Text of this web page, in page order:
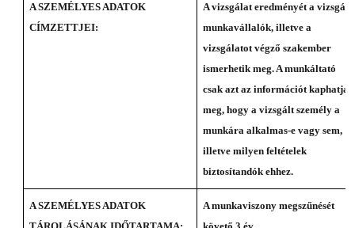
A SZEMÉLYES ADATOK
CÍMZETTJEI:
A vizsgálat eredményét a vizsgált
munkavállalók, illetve a
vizsgálatot végző szakember
ismerhetik meg. A munkáltató
csak azt az információt kaphatja
meg, hogy a vizsgált személy a
munkára alkalmas-e vagy sem,
illetve milyen feltételek
biztosítandók ehhez.
A SZEMÉLYES ADATOK
A munkaviszony megszűnését